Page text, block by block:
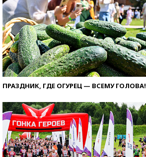
ПРАЗДНИК, ГДЕ ОГУРЕЦ — ВСЕМУ ГОЛОВА!